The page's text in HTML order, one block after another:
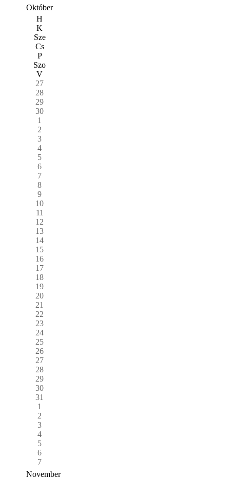
Október
H
K
Sze
Cs
P
Szo
V
27
28
29
30
1
2
3
4
5
6
7
8
9
10
11
12
13
14
15
16
17
18
19
20
21
22
23
24
25
26
27
28
29
30
31
1
2
3
4
5
6
7
November